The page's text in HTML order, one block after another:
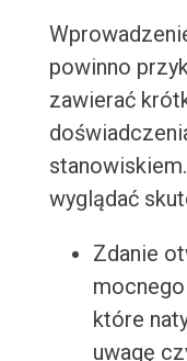
powinno
zawierać
wyglądać
Zdanie
które
uwagę